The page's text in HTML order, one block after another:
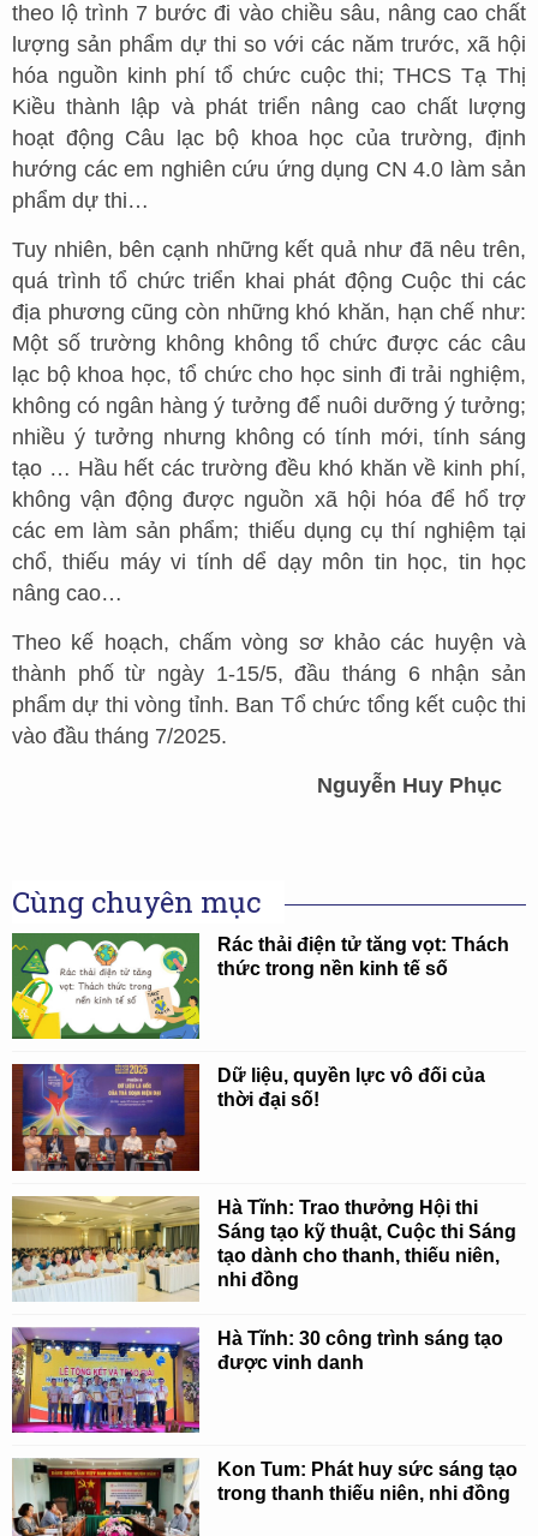
theo lộ trình 7 bước đi vào chiều sâu, nâng cao chất
lượng sản phẩm dự thi so với các năm trước, xã hội
hóa nguồn kinh phí tổ chức cuộc thi; THCS Tạ Thị
Kiều thành lập và phát triển nâng cao chất lượng
hoạt động Câu lạc bộ khoa học của trường, định
hướng các em nghiên cứu ứng dụng CN 4.0 làm sản
phẩm dự thi…
Tuy nhiên, bên cạnh những kết quả như đã nêu trên,
quá trình tổ chức triển khai phát động Cuộc thi các
địa phương cũng còn những khó khăn, hạn chế như:
Một số trường không không tổ chức được các câu
lạc bộ khoa học, tổ chức cho học sinh đi trải nghiệm,
không có ngân hàng ý tưởng để nuôi dưỡng ý tưởng;
nhiều ý tưởng nhưng không có tính mới, tính sáng
tạo … Hầu hết các trường đều khó khăn về kinh phí,
không vận động được nguồn xã hội hóa để hổ trợ
các em làm sản phẩm; thiếu dụng cụ thí nghiệm tại
chổ, thiếu máy vi tính dể dạy môn tin học, tin học
nâng cao…
Theo kế hoạch, chấm vòng sơ khảo các huyện và
thành phố từ ngày 1-15/5, đầu tháng 6 nhận sản
phẩm dự thi vòng tỉnh. Ban Tổ chức tổng kết cuộc thi
vào đầu tháng 7/2025.
Nguyễn Huy Phục
Cùng chuyên mục
Rác thải điện tử tăng vọt: Thách
thức trong nền kinh tế số
Dữ liệu, quyền lực vô đối của
thời đại số!
Hà Tĩnh: Trao thưởng Hội thi
Sáng tạo kỹ thuật, Cuộc thi Sáng
tạo dành cho thanh, thiếu niên,
nhi đồng
Hà Tĩnh: 30 công trình sáng tạo
được vinh danh
Kon Tum: Phát huy sức sáng tạo
trong thanh thiếu niên, nhi đồng